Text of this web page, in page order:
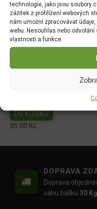
technologie, jako jsou soubory
zážitek z prohlížení webových
nám umožní zpracovávat
webu. Nesouhlas nebo
vlastnosti a funkce.
Dobrá semena - Kiwano
africká okurka 10s
DO KOŠÍKU
44.00
Hrách zahradní -
DO KOŠÍKU
35.00 Kč
DOPRAVA
Doprava
váhu balíku 30